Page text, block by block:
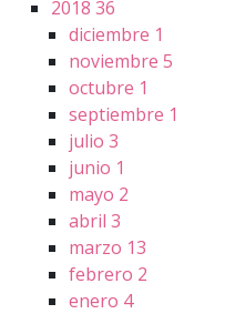
2018 36
diciembre 1
noviembre 5
octubre 1
septiembre 1
julio 3
junio 1
mayo 2
abril 3
marzo 13
febrero 2
enero 4